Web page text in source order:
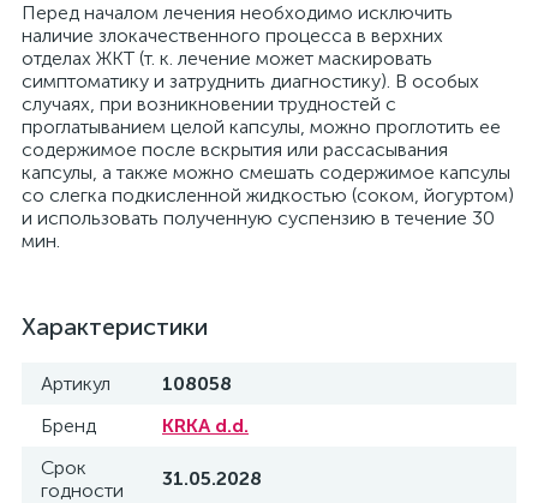
Перед началом лечения необходимо исключить
наличие злокачественного процесса в верхних
отделах ЖКТ (т. к. лечение может маскировать
симптоматику и затруднить диагностику). В особых
случаях, при возникновении трудностей с
проглатыванием целой капсулы, можно проглотить ее
содержимое после вскрытия или рассасывания
капсулы, а также можно смешать содержимое капсулы
со слегка подкисленной жидкостью (соком, йогуртом)
и использовать полученную суспензию в течение 30
мин.
Характеристики
Артикул
108058
Бренд
KRKA d.d.
Срок
годности
31.05.2028